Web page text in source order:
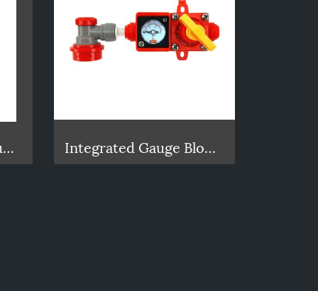
Fermenter - 30L Chubby Pressure Fermenter With Spunding Valve Integrated Gauge BlowTie Spunding Valve Kit (0-15psi)